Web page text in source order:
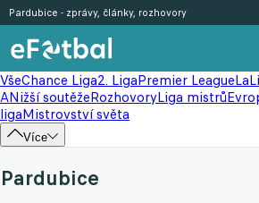
VšeChance Liga2. LigaPremier League
ANižší soutěžeRozhovoryLiga mistrů
ligaMistrovství světa
Více
Pardubice - zprávy, články, rozhovory
Pardubice